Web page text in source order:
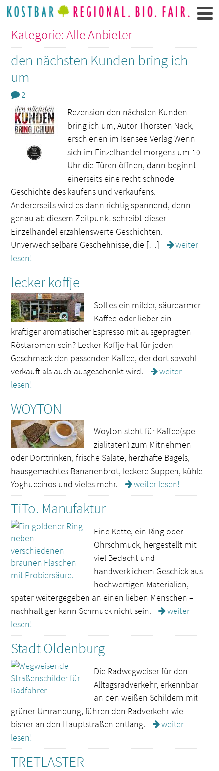
Kategorie: Alle Anbieter
den nächsten Kunden bring ich
um
2
Rezension den nächsten Kunden
bring ich um, Autor Thorsten Nack,
erschienen im Isensee Verlag Wenn
sich im Einzelhandel morgens um 10
Uhr die Türen öffnen, dann beginnt
einerseits eine recht schnöde
Geschichte des kaufens und verkaufens.
Andererseits wird es dann richtig spannend, denn
genau ab diesem Zeitpunkt schreibt dieser
Einzelhandel erzählenswerte Geschichten.
Unverwechselbare Geschehnisse, die […]
weiter
lesen!
lecker koffje
Soll es ein milder, säurearmer
Kaffee oder lieber ein
kräftiger aromatischer Espresso mit ausgeprägten
Röstaromen sein? Lecker Koffje hat für jeden
Geschmack den passenden Kaffee, der dort sowohl
verkauft als auch ausgeschenkt wird.
weiter
lesen!
WOYTON
Woyton steht für Kaffee(spe­
zia­litäten) zum Mitnehmen
oder Dorttrinken, frische Salate, herzhafte Bagels,
hausgemachtes Bananenbrot, leckere Suppen, kühle
Yoghuccinos und vieles mehr.
weiter lesen!
TiTo. Manufaktur
Eine Kette, ein Ring oder
Ohrschmuck, hergestellt mit
viel Bedacht und
handwerklichem Geschick aus
hochwertigen Materialien,
später weitergegeben an einen lieben Menschen –
nachhaltiger kann Schmuck nicht sein.
weiter
lesen!
Stadt Oldenburg
Die Radwegweiser für den
Alltagsradverkehr, erkennbar
an den weißen Schildern mit
grüner Umrandung, führen den Radverkehr wie
bisher an den Hauptstraßen entlang.
weiter
lesen!
TRETLASTER